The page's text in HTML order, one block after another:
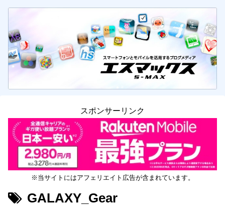
スポンサーリンク
※当サイトにはアフェリエイト広告が含まれています。
GALAXY_Gear